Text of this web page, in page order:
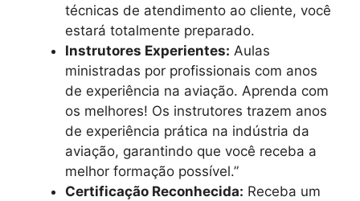
técnicas de atendimento ao cliente, você
estará totalmente preparado.
Instrutores Experientes: Aulas
ministradas por profissionais com anos
de experiência na aviação. Aprenda com
os melhores! Os instrutores trazem anos
de experiência prática na indústria da
aviação, garantindo que você receba a
melhor formação possível.”
Certificação Reconhecida: Receba um